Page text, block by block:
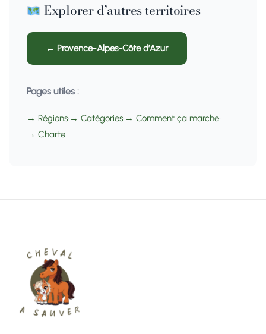
Explorer d’autres territoires
← Provence-Alpes-Côte d’Azur
Pages utiles :
→ Régions• → Catégories• → Comment ça marche•
→ Charte